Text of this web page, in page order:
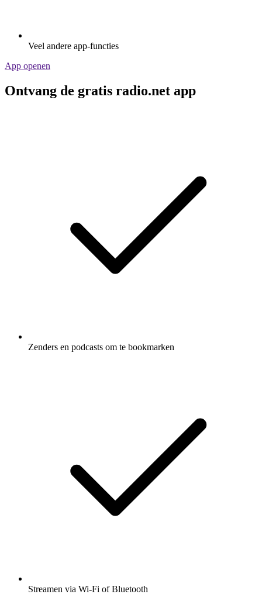
Veel andere app-functies
App openen
Ontvang de gratis radio.net app
Zenders en podcasts om te bookmarken
Streamen via Wi-Fi of Bluetooth